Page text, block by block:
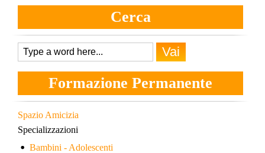
Cerca
Formazione Permanente
Spazio Amicizia
Specializzazioni
Bambini - Adolescenti